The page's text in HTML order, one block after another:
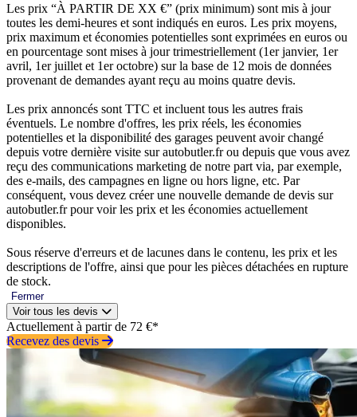
Les prix “À PARTIR DE XX €” (prix minimum) sont mis à jour
toutes les demi-heures et sont indiqués en euros. Les prix moyens,
prix maximum et économies potentielles sont exprimées en euros ou
en pourcentage sont mises à jour trimestriellement (1er janvier, 1er
avril, 1er juillet et 1er octobre) sur la base de 12 mois de données
provenant de demandes ayant reçu au moins quatre devis.
Les prix annoncés sont TTC et incluent tous les autres frais
éventuels. Le nombre d'offres, les prix réels, les économies
potentielles et la disponibilité des garages peuvent avoir changé
depuis votre dernière visite sur autobutler.fr ou depuis que vous avez
reçu des communications marketing de notre part via, par exemple,
des e-mails, des campagnes en ligne ou hors ligne, etc. Par
conséquent, vous devez créer une nouvelle demande de devis sur
autobutler.fr pour voir les prix et les économies actuellement
disponibles.
Sous réserve d'erreurs et de lacunes dans le contenu, les prix et les
descriptions de l'offre, ainsi que pour les pièces détachées en rupture
de stock.
Fermer
Voir tous les devis
Actuellement à partir de 72 €*
Recevez des devis